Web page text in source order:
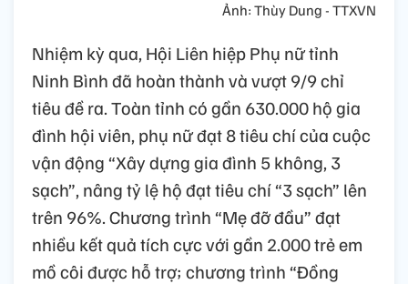
Ảnh: Thùy Dung - TTXVN
Nhiệm kỳ qua, Hội Liên hiệp Phụ nữ tỉnh
Ninh Bình đã hoàn thành và vượt 9/9 chỉ
tiêu đề ra. Toàn tỉnh có gần 630.000 hộ gia
đình hội viên, phụ nữ đạt 8 tiêu chí của cuộc
vận động “Xây dựng gia đình 5 không, 3
sạch”, nâng tỷ lệ hộ đạt tiêu chí “3 sạch” lên
trên 96%. Chương trình “Mẹ đỡ đầu” đạt
nhiều kết quả tích cực với gần 2.000 trẻ em
mồ côi được hỗ trợ; chương trình “Đồng